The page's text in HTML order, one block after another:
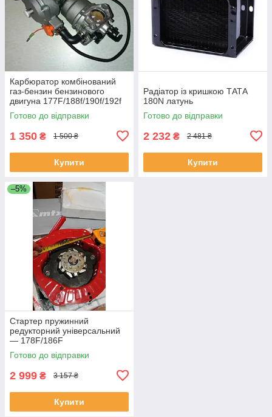
Карбюратор комбінований
газ-бензин бензинового
двигуна 177F/188f/190f/192f
Готово до відправки
1 350 ₴ 1 500 ₴
Купити
Радіатор із кришкою ТАТА
180N латунь
Готово до відправки
2 232 ₴ 2 481 ₴
Купити
–5%
Стартер пружинний
редукторний універсальний
— 178F/186F
Готово до відправки
2 999 ₴ 3 157 ₴
Купити